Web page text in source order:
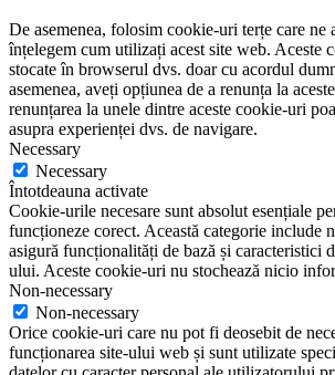
De asemenea, folosim cookie-uri terțe care ne
înțelegem cum utilizați acest site web. Aceste
stocate în browserul dvs. doar cu acordul
asemenea, aveți opțiunea de a renunța la
renunțarea la unele dintre aceste cookie-uri
asupra experienței dvs. de navigare.
Necessary
Necessary
Întotdeauna activate
Cookie-urile necesare sunt absolut esențiale
funcționeze corect. Această categorie include
asigură funcționalități de bază și caracteristici
ului. Aceste cookie-uri nu stochează nicio
Non-necessary
Non-necessary
Orice cookie-uri care nu pot fi deosebit de
funcționarea site-ului web și sunt utilizate